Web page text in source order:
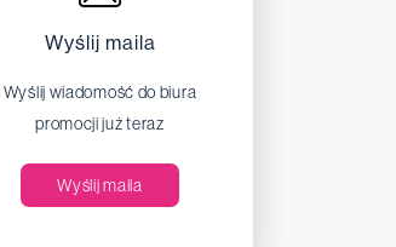
Wyślij maila
Wyślij wiadomość do biura
promocji już teraz
Wyślij maila